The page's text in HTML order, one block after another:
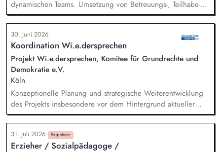
dynamischen Teams. Umsetzung von Betreuungs-, Teilhabe-
und Förderkonzepten für Menschen mit Beeinträchtigung.
Mitwirkung an der Wachstumsstrategie in enger Abstimmung
mit interdisziplinären Leitungsteams.
Grünflächenmanagement mit Schwerpunkt auf Klimaschutz
und Biodiversität. Sicherstellung der
Verkehrssicherungspflichten in der Baumpflege sowie im
Winterdienst. Gestaltung von Freiflächen und Bepflanzungen
an verschiedenen SBK-Standorten in Köln. Aktive Akquise von
Neukunden sowie Betreuung von Bestandskunden.
30. Juni 2026
Koordination Wi.e.dersprechen
Projekt Wi.e.dersprechen, Komitee für Grundrechte und
Demokratie e.V.
Köln
Konzeptionelle Planung und strategische Weiterentwicklung
des Projekts insbesondere vor dem Hintergrund aktueller
politischer Entwicklungen in den Projektregionen,
Öffentlichkeitsarbeit Print und web in Deutsch und Englisch,
Vertretung des Projekts bei Vorträgen, Netzwerk- u.
Fundraisingveranstaltungen, Weiterentwicklung des
31. Juli 2026 Stepstone
Erzieher / Sozialpädagoge /